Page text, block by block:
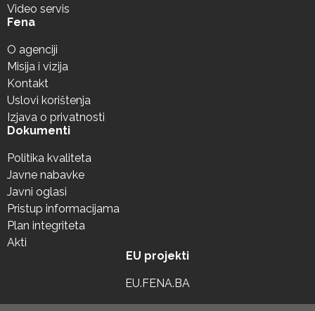
Video servis
Fena
O agenciji
Misija i vizija
Kontakt
Uslovi korištenja
Izjava o privatnosti
Dokumenti
Politika kvaliteta
Javne nabavke
Javni oglasi
Pristup informacijama
Plan integriteta
Akti
EU projekti
EU.FENA.BA